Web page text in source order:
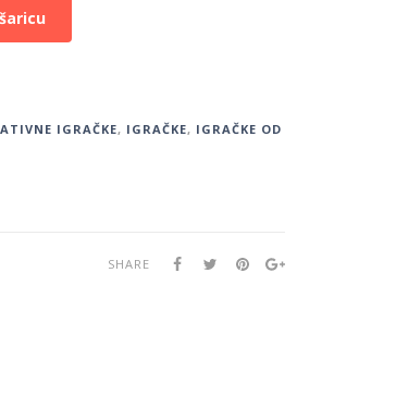
IGRAČKE, IGRAČKE, IGRAČKE OD
SHARE